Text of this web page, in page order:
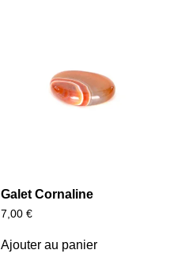
Galet Cornaline
7,00 €
Ajouter au panier